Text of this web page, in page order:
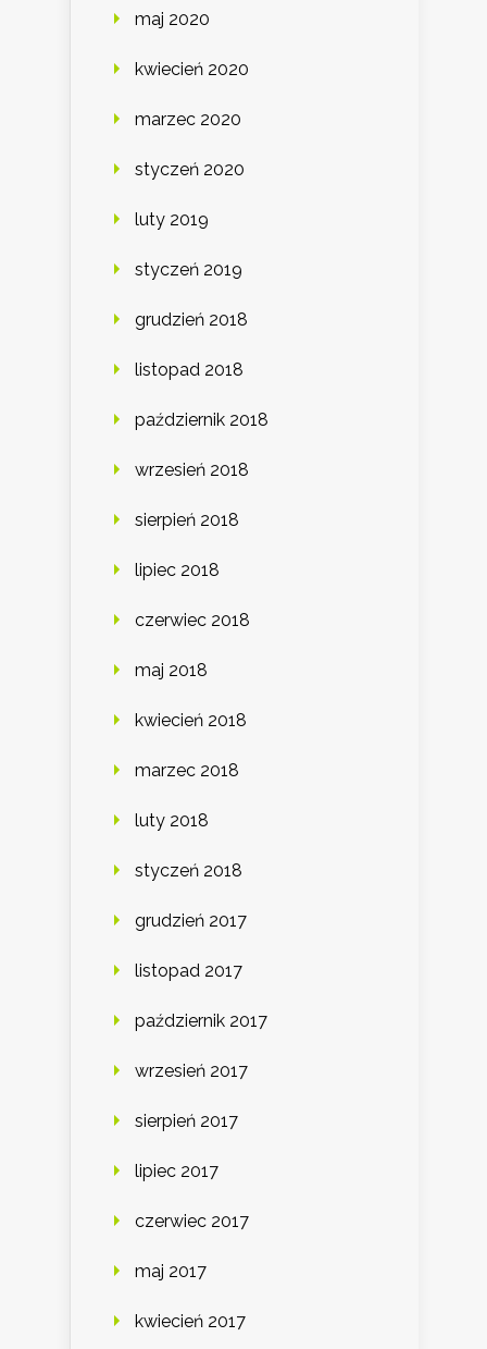
maj 2020
kwiecień 2020
marzec 2020
styczeń 2020
luty 2019
styczeń 2019
grudzień 2018
listopad 2018
październik 2018
wrzesień 2018
sierpień 2018
lipiec 2018
czerwiec 2018
maj 2018
kwiecień 2018
marzec 2018
luty 2018
styczeń 2018
grudzień 2017
listopad 2017
październik 2017
wrzesień 2017
sierpień 2017
lipiec 2017
czerwiec 2017
maj 2017
kwiecień 2017